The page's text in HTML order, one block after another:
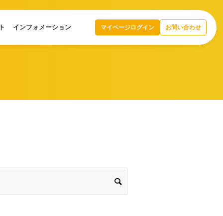
インフォメーション マイページログイン お問い合わせ